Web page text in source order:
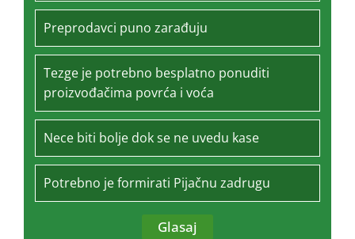
Preprodavci puno zarađuju
Tezge je potrebno besplatno ponuditi
proizvođačima povrća i voća
Nece biti bolje dok se ne uvedu kase
Potrebno je formirati Pijačnu zadrugu